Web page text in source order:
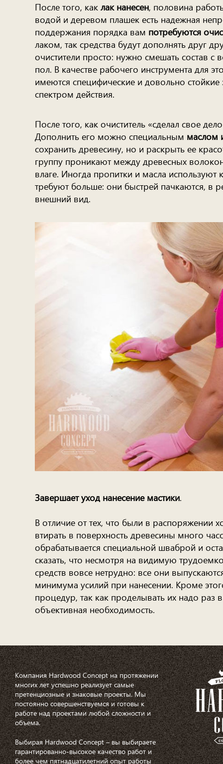
После того, как лак нанесен, половина
водой и деревом плашек есть надежная
поддержания порядка вам потребуются
лаком, так средства будут дополнять друг
очистители просто: нужно смешать состав
пол. В качестве рабочего инструмента для
имеются специфические и довольно стойкие
спектром действия.
После того, как очиститель «сделал свое
Дополнить его можно специальным маслом
сохранить древесину, но и раскрыть ее
группу проникают между древесных
влаге. Иногда пропитки и масла
требуют больше: они быстрей пачкаются, в
внешний вид.
Завершает уход нанесение мастики.
В отличие от тех, что были в распоряжении
втирать в поверхность древесины много
обрабатывается специальной шваброй и
сказать, что несмотря на видимую
средств вовсе нетрудно: все они
минимума усилий при нанесении. Кроме
процедур, так как проделывать их надо раз
объективная необходимость.
Компания Hardwood Concept на протяжении
многих лет успешно реализует самые
претенциозные и знаковые проекты. Мы
постоянно совершенствуемся и готовы к
работе над проектами любой сложности и
объема.
Выбирая Hardwood Concept – вы выбираете
гарантированно-высокое качество работ и
более чем пятнадцатилетний опыт работы